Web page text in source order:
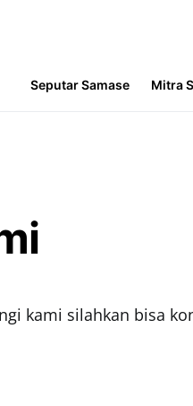
Seputar Samase Mitra
kami silahkan bisa